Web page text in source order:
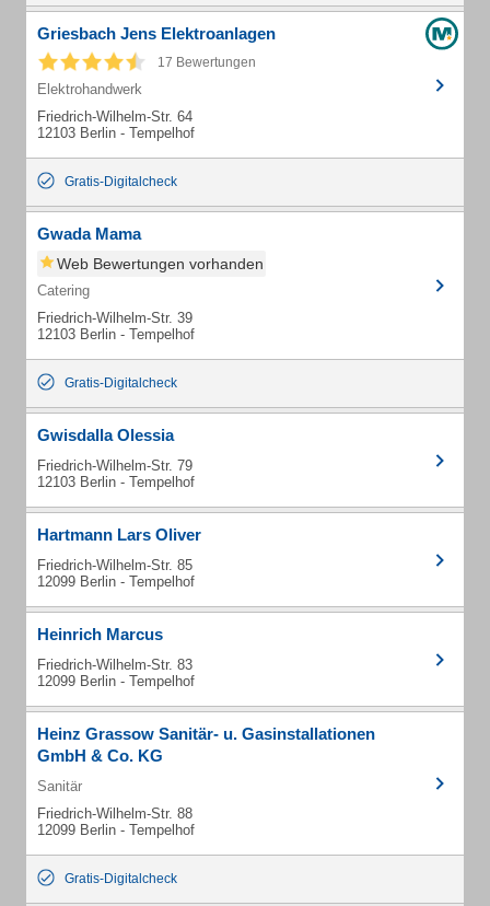
Griesbach Jens Elektroanlagen
17 Bewertungen
Elektrohandwerk
Friedrich-Wilhelm-Str. 64
12103 Berlin - Tempelhof
Gratis-Digitalcheck
Gwada Mama
Web Bewertungen vorhanden
Catering
Friedrich-Wilhelm-Str. 39
12103 Berlin - Tempelhof
Gratis-Digitalcheck
Gwisdalla Olessia
Friedrich-Wilhelm-Str. 79
12103 Berlin - Tempelhof
Hartmann Lars Oliver
Friedrich-Wilhelm-Str. 85
12099 Berlin - Tempelhof
Heinrich Marcus
Friedrich-Wilhelm-Str. 83
12099 Berlin - Tempelhof
Heinz Grassow Sanitär- u. Gasinstallationen
GmbH & Co. KG
Sanitär
Friedrich-Wilhelm-Str. 88
12099 Berlin - Tempelhof
Gratis-Digitalcheck